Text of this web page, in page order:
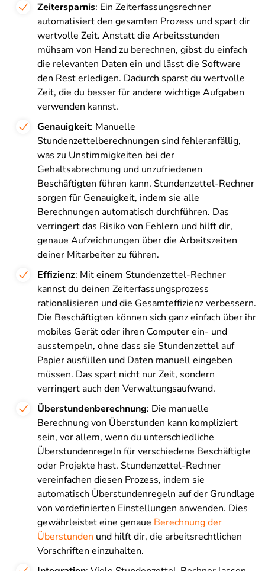
Zeitersparnis: Ein Zeiterfassungsrechner
automatisiert den gesamten Prozess und spart dir
wertvolle Zeit. Anstatt die Arbeitsstunden
mühsam von Hand zu berechnen, gibst du einfach
die relevanten Daten ein und lässt die Software
den Rest erledigen. Dadurch sparst du wertvolle
Zeit, die du besser für andere wichtige Aufgaben
verwenden kannst.
Genauigkeit: Manuelle
Stundenzettelberechnungen sind fehleranfällig,
was zu Unstimmigkeiten bei der
Gehaltsabrechnung und unzufriedenen
Beschäftigten führen kann. Stundenzettel-Rechner
sorgen für Genauigkeit, indem sie alle
Berechnungen automatisch durchführen. Das
verringert das Risiko von Fehlern und hilft dir,
genaue Aufzeichnungen über die Arbeitszeiten
deiner Mitarbeiter zu führen.
Effizienz: Mit einem Stundenzettel-Rechner
kannst du deinen Zeiterfassungsprozess
rationalisieren und die Gesamteffizienz verbessern.
Die Beschäftigten können sich ganz einfach über ihr
mobiles Gerät oder ihren Computer ein- und
ausstempeln, ohne dass sie Stundenzettel auf
Papier ausfüllen und Daten manuell eingeben
müssen. Das spart nicht nur Zeit, sondern
verringert auch den Verwaltungsaufwand.
Überstundenberechnung: Die manuelle
Berechnung von Überstunden kann kompliziert
sein, vor allem, wenn du unterschiedliche
Überstundenregeln für verschiedene Beschäftigte
oder Projekte hast. Stundenzettel-Rechner
vereinfachen diesen Prozess, indem sie
automatisch Überstundenregeln auf der Grundlage
von vordefinierten Einstellungen anwenden. Dies
gewährleistet eine genaue Berechnung der
Überstunden und hilft dir, die arbeitsrechtlichen
Vorschriften einzuhalten.